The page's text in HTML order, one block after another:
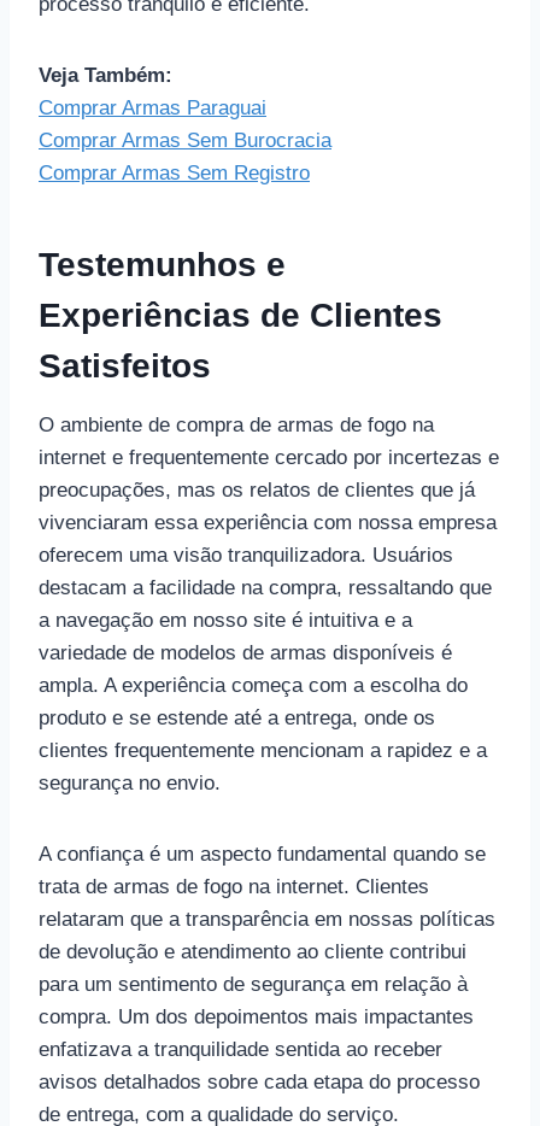
Veja Também:
Comprar Armas Paraguai
Comprar Armas Sem Burocracia
Comprar Armas Sem Registro
Testemunhos e
Experiências de Clientes
Satisfeitos
O ambiente de compra de armas de fogo na
internet e frequentemente cercado por incertezas e
preocupações, mas os relatos de clientes que já
vivenciaram essa experiência com nossa empresa
oferecem uma visão tranquilizadora. Usuários
destacam a facilidade na compra, ressaltando que
a navegação em nosso site é intuitiva e a
variedade de modelos de armas disponíveis é
ampla. A experiência começa com a escolha do
produto e se estende até a entrega, onde os
clientes frequentemente mencionam a rapidez e a
segurança no envio.
A confiança é um aspecto fundamental quando se
trata de armas de fogo na internet. Clientes
relataram que a transparência em nossas políticas
de devolução e atendimento ao cliente contribui
para um sentimento de segurança em relação à
compra. Um dos depoimentos mais impactantes
enfatizava a tranquilidade sentida ao receber
avisos detalhados sobre cada etapa do processo
de entrega, com a qualidade do serviço.